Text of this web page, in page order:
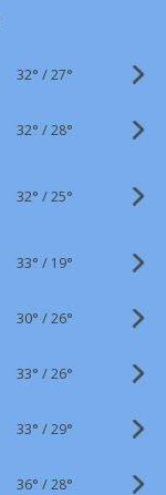
32° /27°
32° /28°
32° /25°
33° / 19°
30° /26°
33° /26°
33° /29°
36° /28°